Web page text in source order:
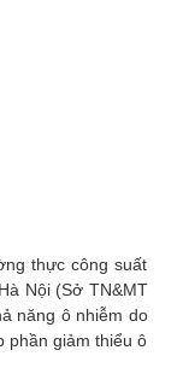
thực công suất
Nội (Sở TN&MT
năng ô nhiễm do
phần giảm thiểu ô